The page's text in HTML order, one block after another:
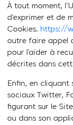
À tout moment,
d’exprimer et de
Cookies. https://
outre faire appel
pour l’aider à
décrites dans
Enfin, en cliquant
sociaux Twitter,
figurant sur le
ou dans son